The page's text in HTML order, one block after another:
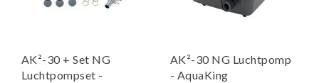
AK²-30 + Set NG
Luchtpompset -
AK²-30 NG Luchtpomp
- AquaKing